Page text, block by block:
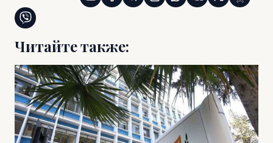
Читайте также: